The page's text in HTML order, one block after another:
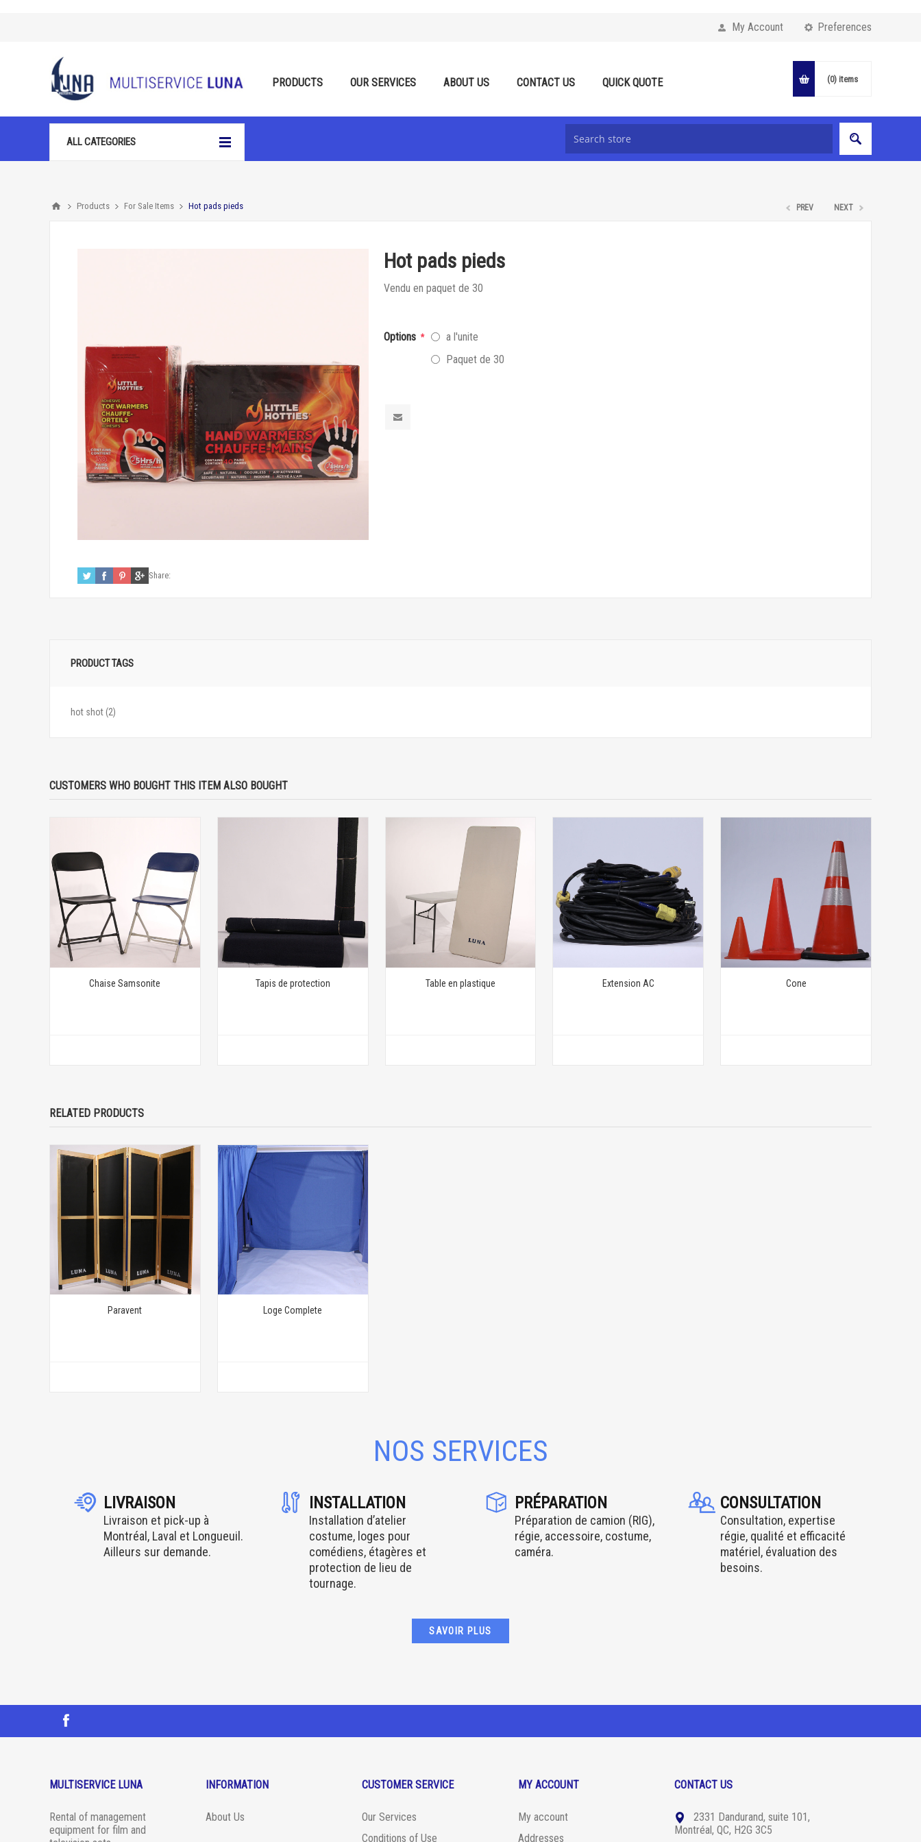
Preferences
My Account
PRODUCTS OUR SERVICES ABOUT US CONTACT US QUICK QUOTE (0) items
ALL CATEGORIES
Products For Sale Items Hot pads pieds PREV NEXT
Hot pads pieds
Vendu en paquet de 30
Options *
a l'unite
Paquet de 30
Share:
PRODUCT TAGS
hot shot(2)
CUSTOMERS WHO BOUGHT THIS ITEM ALSO BOUGHT
Chaise Samsonite Tapis de protection Table en plastique Extension AC Cone
RELATED PRODUCTS
Paravent Loge Complete
NOS SERVICES
LIVRAISON
Livraison et pick-up à
Montréal, Laval et Longueuil.
Ailleurs sur demande.
INSTALLATION
Installation d’atelier
costume, loges pour
comédiens, étagères et
protection de lieu de
tournage.
PRÉPARATION
Préparation de camion (RIG),
régie, accessoire, costume,
caméra.
CONSULTATION
Consultation, expertise
régie, qualité et efficacité
matériel, évaluation des
besoins.
SAVOIR PLUS
MULTISERVICE LUNA
Rental of management
equipment for film and
INFORMATION
About Us
CUSTOMER SERVICE
Our Services
Conditions of Use
MY ACCOUNT
My account
Addresses
CONTACT US
2331 Dandurand, suite 101,
Montréal, QC, H2G 3C5